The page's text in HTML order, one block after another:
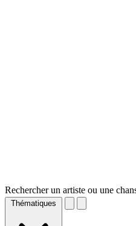
Rechercher un artiste ou une
Thématiques